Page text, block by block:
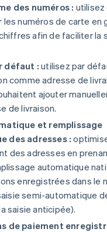
des numéros : utilisez
les numéros de carte en
afin de faciliter la
défaut : utilisez par
comme adresse de
ajouter
de livraison.
et remplissage
des adresses :
des adresses en
automatique
enregistrées dans le
semi-automatique
saisie anticipée).
de paiement